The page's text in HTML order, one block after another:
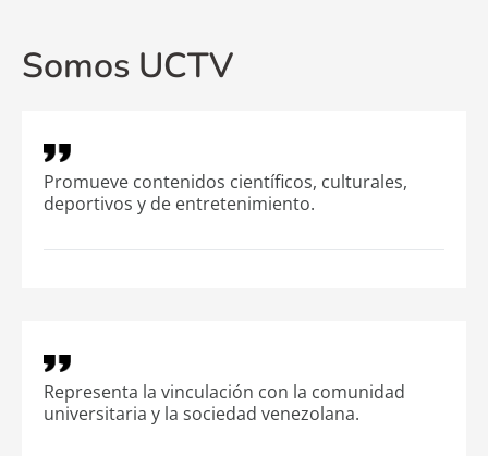
Efemérides
Somos UCTV
Promueve contenidos científicos, culturales,
deportivos y de entretenimiento.
Representa la vinculación con la comunidad
universitaria y la sociedad venezolana.